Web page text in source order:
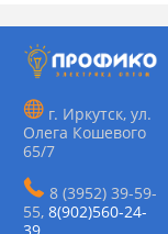
г. Иркутск, ул.
Олега Кошевого
65/7
8 (3952) 39-59-
55, 8(902)560-24-